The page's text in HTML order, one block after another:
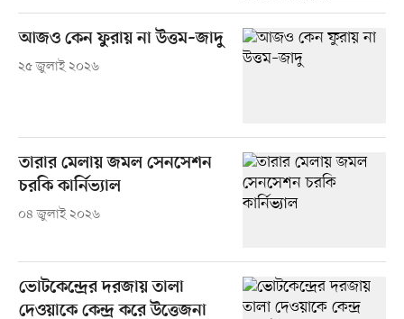
আজও কেন ফুরায় না উত্তম–জাদু
২৫ জুলাই ২০২৬
তারার মেলায় জমল সেনসেশন
চরকি কার্নিভ্যাল
০৪ জুলাই ২০২৬
ভোটকেন্দ্রের দরজায় তালা
দেওয়াকে কেন্দ্র করে উত্তেজনা